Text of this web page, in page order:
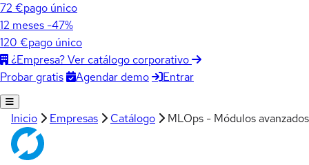
72 €pago único
12 meses -47%
120 €pago único
¿Empresa? Ver catálogo corporativo
Probar gratis
Agendar demo Entrar
Inicio Empresas Catálogo MLOps - Módulos avanzados